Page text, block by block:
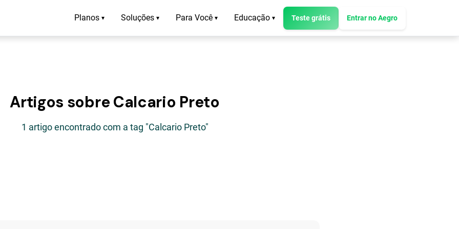
Planos ▾ Soluções ▾ Para Você ▾ Educação ▾ Teste grátis Entrar no Aegro
Artigos sobre Calcario Preto
1 artigo encontrado com a tag "Calcario Preto"